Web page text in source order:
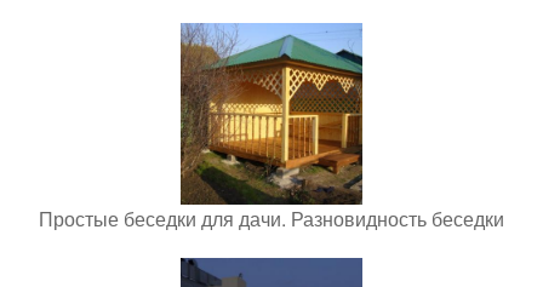
Простые беседки для дачи. Разновидность беседки